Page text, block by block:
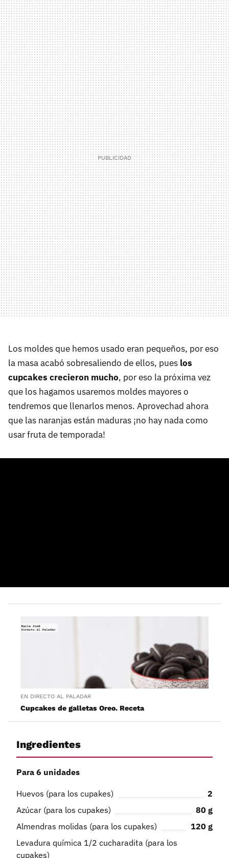
Los moldes que hemos usado eran pequeños, por eso
la masa acabó sobresaliendo de ellos, pues los
cupcakes crecieron mucho, por eso la próxima vez
que los hagamos usaremos moldes mayores o
tendremos que llenarlos menos. Aprovechad ahora
que las naranjas están maduras ¡no hay nada como
usar fruta de temporada!
EN DIRECTO AL PALADAR
Cupcakes de galletas Oreo. Receta
Ingredientes
Para 6 unidades
Huevos (para los cupakes)
2
Azúcar (para los cupakes)
80 g
Almendras molidas (para los cupakes)
120 g
Levadura química 1/2 cucharadita (para los
cupakes)